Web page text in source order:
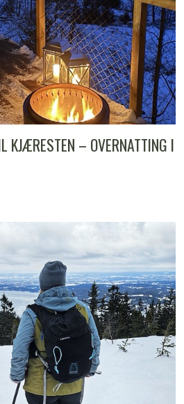
KJÆRESTEN – OVERNATTING I